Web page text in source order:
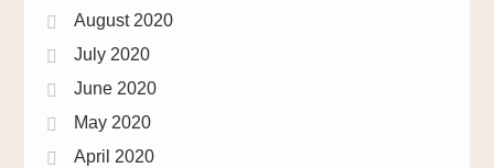
August 2020
July 2020
June 2020
May 2020
April 2020